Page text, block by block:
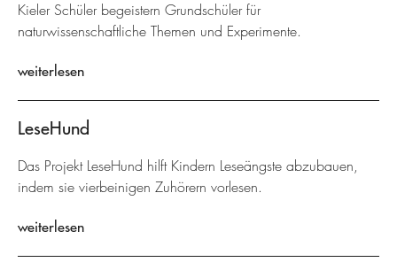
Kieler Schüler begeistern Grundschüler für
naturwissenschaftliche Themen und Experimente.
weiterlesen
LeseHund
Das Projekt LeseHund hilft Kindern Leseängste abzubauen,
indem sie vierbeinigen Zuhörern vorlesen.
weiterlesen